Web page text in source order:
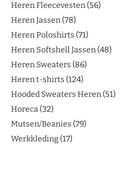
Heren Fleecevesten 56
Heren Jassen 78
Heren Poloshirts 71
Heren Softshell Jassen 48
Heren Sweaters 86
Heren t-shirts 124
Hooded Sweaters Heren 51
Horeca 32
Mutsen/Beanies 79
Werkkleding 17